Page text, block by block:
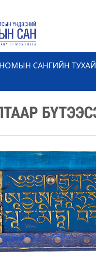
НОМЫН САНГИЙН ТУХАЙ